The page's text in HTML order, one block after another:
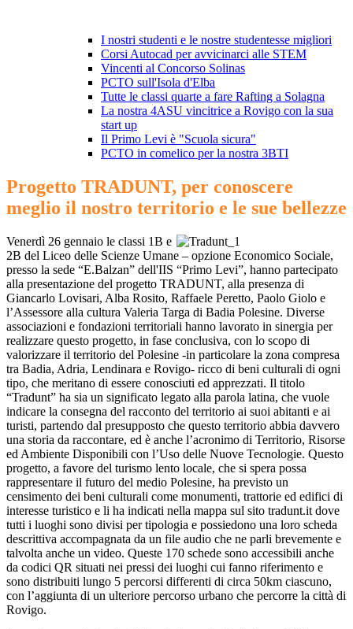
I nostri studenti e le nostre studentesse migliori
Corsi Autocad per avvicinarci alle STEM
Vincenti al Concorso Solinas
PCTO sull'Isola d'Elba
Tutte le classi quarte a fare Rafting a Solagna
La nostra 4ASU vincitrice a Rovigo con la sua
start up
Il Primo Levi è "Scuola sicura"
PCTO in comelico per la nostra 3BTI
Progetto TRADUNT, per conoscere
meglio il nostro territorio e le sue bellezze
Venerdì 26 gennaio le classi 1B e
2B del Liceo delle Scienze Umane – opzione Economico Sociale,
presso la sede “E.Balzan” dell'IIS “Primo Levi”, hanno partecipato
alla presentazione del progetto TRADUNT, alla presenza di
Giancarlo Lovisari, Alba Rosito, Raffaele Peretto, Paolo Giolo e
l’Assessore alla cultura Valeria Targa di Badia Polesine. Diverse
associazioni e fondazioni territoriali hanno lavorato in sinergia per
realizzare questo progetto, in fase conclusiva, con lo scopo di
valorizzare il territorio del Polesine -in particolare la zona compresa
tra Badia, Adria, Lendinara e Rovigo- ricco di beni culturali di ogni
tipo, che meritano di essere conosciuti ed apprezzati. Il titolo
“Tradunt” ha sia un significato legato alla parola latina, che vuole
indicare la consegna del racconto del territorio ai suoi abitanti e ai
turisti, partendo dal presupposto che questo territorio abbia davvero
una storia da raccontare, ed è anche l’acronimo di Territorio, Risorse
ed Ambiente Disponibili con l’Uso delle Nuove Tecnologie. Questo
progetto, a favore del turismo lento locale, che si spera possa
rappresentare il futuro del medio Polesine, ha previsto un
censimento dei beni culturali come monumenti, trattorie ed edifici di
interesse turistico e li ha indicati nella mappa sul sito tradunt.it dove
tutti i luoghi sono divisi per tipologia e possiedono una loro scheda
descrittiva accompagnata da un file audio che ne parli brevemente e
talvolta anche un video. Queste 170 schede sono accessibili anche
da codici QR situati nei pressi dei luoghi cui fanno riferimento e
sono distribuiti lungo 5 percorsi differenti di circa 50km ciascuno,
con l’aggiunta di un ulteriore percorso urbano che percorre la città di
Rovigo.